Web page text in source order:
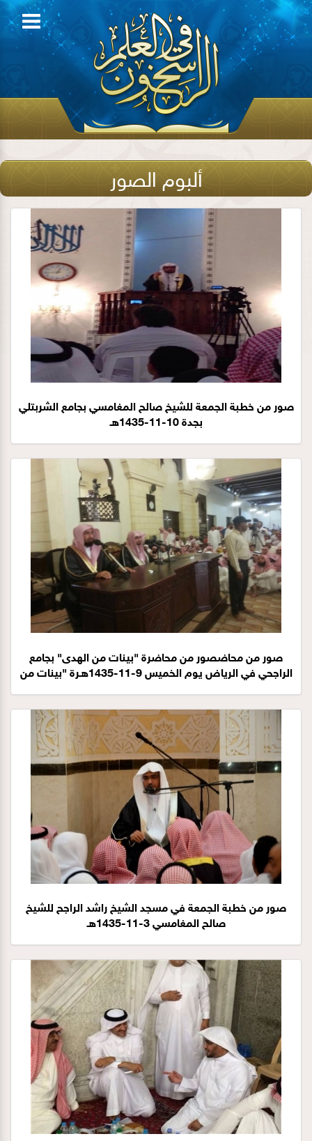
ألبوم الصور
صور من خطبة الجمعة للشيخ صالح المغامسي بجامع الشربتلي
بجدة 10-11-1435هـ
صور من محاضصور من محاضرة "بينات من الهدى" بجامع
الراجحي في الرياض يوم الخميس 9-11-1435هـرة "بينات من
صور من خطبة الجمعة في مسجد الشيخ راشد الراجح للشيخ
صالح المغامسي 3-11-1435هـ